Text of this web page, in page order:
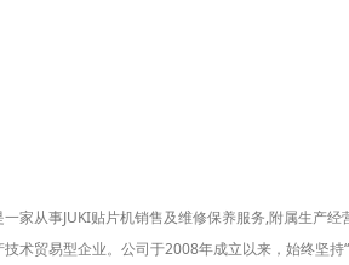
一家从事JUKI贴片机销售及维修保养服务,附属生产
术贸易型企业。公司于2008年成立以来，始终坚